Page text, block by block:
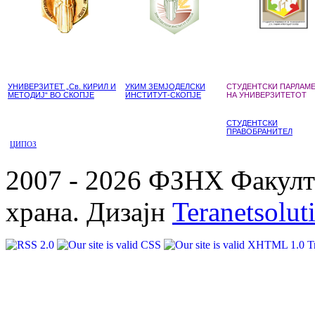
УНИВЕРЗИТЕТ „Св. КИРИЛ И
МЕТОДИЈ“ ВО СКОПЈЕ
УКИМ ЗЕМЈОДЕЛСКИ
ИНСТИТУТ-СКОПЈЕ
СТУДЕНТСКИ
НА УНИВЕРЗИТЕТОТ
СТУДЕНТСКИ
ПРАВОБРАНИТЕЛ
ЦИПОЗ
2007 - 2026 ФЗНХ
храна. Дизајн